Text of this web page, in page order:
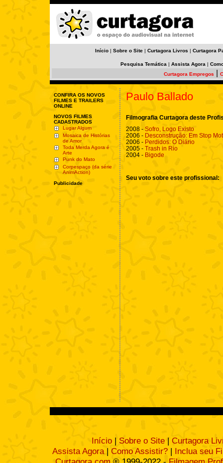
Início | Sobre o Site | Curtagora Livros | Curtagora
Pesquisa Temática | Assista Agora |
Curtagora Empregos
CONFIRA OS NOVOS
FILMES E TRAILERS
ONLINE
NOVOS FILMES
CADASTRADOS
Lugar Algum
Mosaica de Histórias
de Amor
Toda Merda Agora é
Arte
Punk do Mato
Corpespaço (da série
AnimAction)
Publicidade
Paulo Ballado
Filmografia Curtagora deste
2008 - Sofro, Logo Existo
2006 - Desconstrução: Em Stop
2006 - Perdidos: O Diário
2005 - Trash in Rio
2004 - Bigode
Seu voto sobre este profissional:
Início | Sobre o Site | Curtagora
Assista Agora| Como Assistir? | Inclua seu